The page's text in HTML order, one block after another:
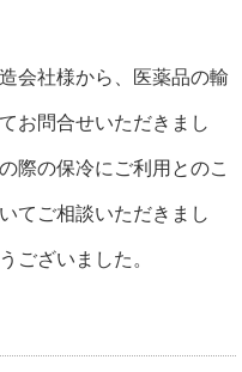
会社様から、医薬品の輸
お問合せいただきまし
際の保冷にご利用とのこ
てご相談いただきまし
ございました。